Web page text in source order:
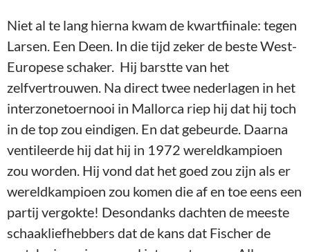
Niet al te lang hierna kwam de kwartfiinale: tegen
Larsen. Een Deen. In die tijd zeker de beste West-
Europese schaker. Hij barstte van het
zelfvertrouwen. Na direct twee nederlagen in het
interzonetoernooi in Mallorca riep hij dat hij toch
in de top zou eindigen. En dat gebeurde. Daarna
ventileerde hij dat hij in 1972 wereldkampioen
zou worden. Hij vond dat het goed zou zijn als er
wereldkampioen zou komen die af en toe eens een
partij vergokte! Desondanks dachten de meeste
schaakliefhebbers dat de kans dat Fischer de